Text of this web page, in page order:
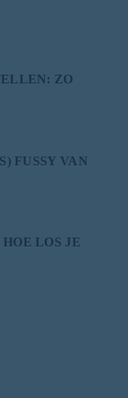
ZO
FUSSY VAN
LOS JE